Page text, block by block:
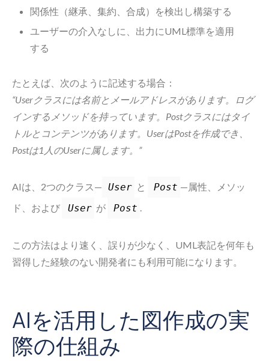
関係性（継承、集約、合成）を検出し構築する
ユーザーの介入なしに、出力にUML標準を適用
する
たとえば、次のように記述する場合：
“Userクラスには名前とメールアドレスがあります。ログ
インするメソッドを持っています。Postクラスにはタイ
トルとコンテンツがあります。UserはPostを作成でき、
Postは1人のUserに属します。”
AIは、2つのクラス— User と Post —属性、メソッ
ド、および
User が Post .
この方法はより速く、誤りが少なく、UML表記を何年も
習得した経験のない開発者にも利用可能になります。
AIを活用した図作成の実
際の仕組み